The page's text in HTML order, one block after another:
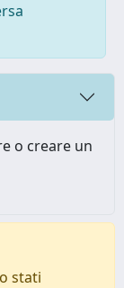
o creare un
stati